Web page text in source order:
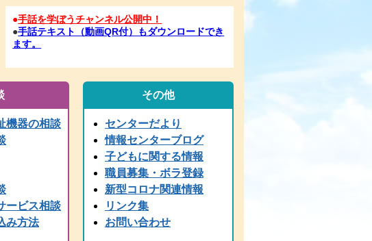
●手話を学ぼうチャンネル公開中！
●手話テキスト（動画QR付）もダウンロードでき
ます。
機器の相談
ービス相談
み方法
その他
センターだより
情報センターブログ
子どもに関する情報
職員募集・ボラ登録
新型コロナ関連情報
リンク集
お問い合わせ